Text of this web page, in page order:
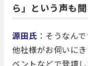
ら」という声も
源田氏 ：そうなん
他社様がお伺いに